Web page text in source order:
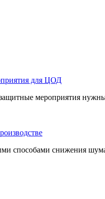
для ЦОД
мероприятия
способами снижения